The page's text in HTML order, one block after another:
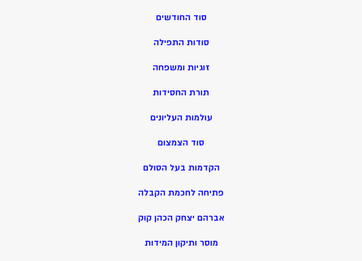
סוד החודשים
סודות התפילה
זוגיות ומשפחה
תורת החסידות
עולמות העליונים
סוד הצמצום
הקדמות בעל הסולם
פתיחה לחכמת הקבלה
אברהם יצחק הכהן קוק
מוסר ותיקון המידות